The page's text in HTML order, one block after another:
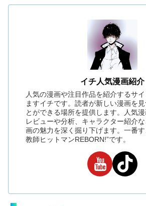
イチ人気漫画紹介
人気の漫画や注目作品を紹介するサ
ますイチです。読者が新しい漫画を
とができる場所を提供します。人気
レビューや分析、キャラクター紹介
画の魅力を深く掘り下げます。一番
教師ヒットマンREBORN!”です。